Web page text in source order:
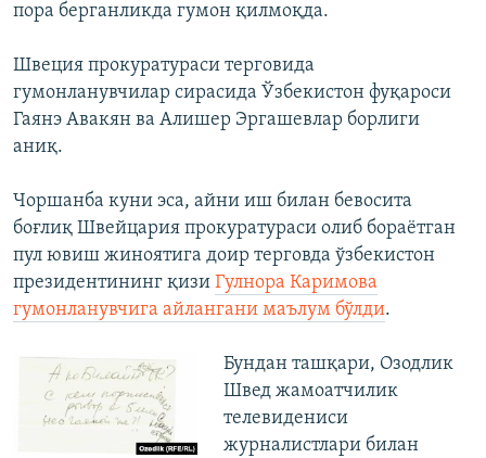
пора берганликда гумон қилмоқда.
Швеция прокуратураси терговида
гумонланувчилар сирасида Ўзбекистон фуқароси
Гаянэ Авакян ва Алишер Эргашевлар борлиги
аниқ.
Чоршанба куни эса, айни иш билан бевосита
боғлиқ Швейцария прокуратураси олиб бораётган
пул ювиш жиноятига доир терговда ўзбекистон
президентининг қизи Гулнора Каримова
гумонланувчига айлангани маълум бўлди.
Бундан ташқари, Озодлик
Швед жамоатчилик
телевидениси
журналистлари билан